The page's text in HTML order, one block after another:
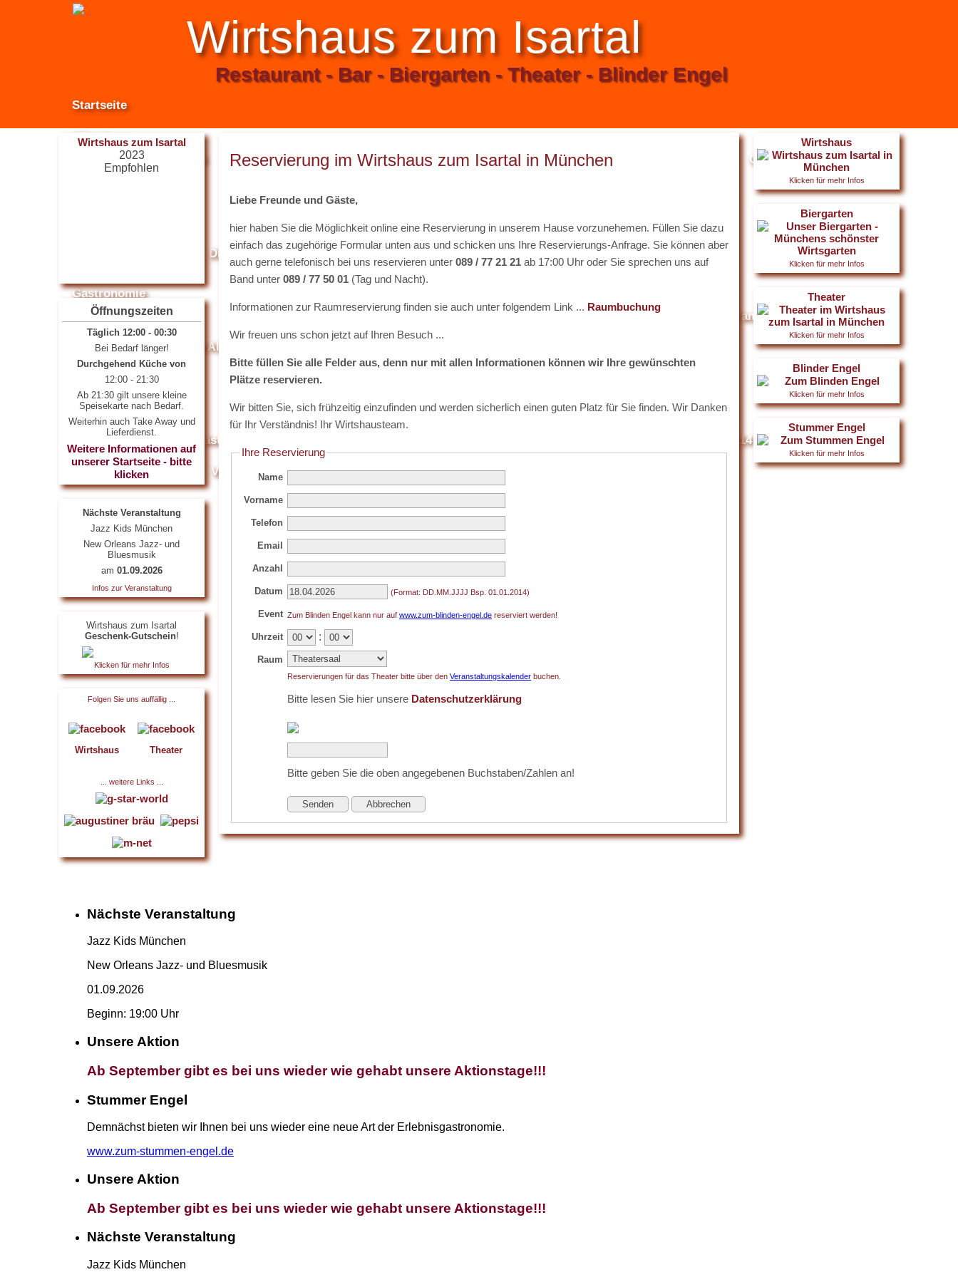
Wirtshaus zum Isartal
Restaurant - Bar - Biergarten - Theater - Blinder Engel
Startseite
Wirtshaus
Räume und Saal
Internetzugang / WLAN Gutscheine und Tickets Reservierung Gästebuch
Die Bühne Veranstaltungstechnik Veranstaltungskalender
Gastronomie
Mittagsangebot Aktionen und Angebote Firmen- und Familienfeiern
Zusatzstoffe und Allergene
Events News
Mediathek
Feedback
Gästebuch Galerie 2014 Galerie 2013
Galerie 2012 Video Flyer Presse Medien & Downloads
Kontakt
Wirtshaus zum Isartal
2023
Empfohlen
Öffnungszeiten
Täglich 12:00 - 00:30
Bei Bedarf länger!
Durchgehend Küche von
12:00 - 21:30
Ab 21:30 gilt unsere kleine
Speisekarte nach Bedarf.
Weiterhin auch Take Away und
Lieferdienst.
Weitere Informationen auf
unserer Startseite - bitte
klicken
Nächste Veranstaltung
Jazz Kids München
New Orleans Jazz- und
Bluesmusik
am 01.09.2026
Infos zur Veranstaltung
Wirtshaus zum Isartal
Geschenk-Gutschein!
Klicken für mehr Infos
Folgen Sie uns auffällig ...
Wirtshaus Theater
... weitere Links ...
Reservierung im Wirtshaus zum Isartal in München
Liebe Freunde und Gäste,
hier haben Sie die Möglichkeit online eine Reservierung in unserem Hause vorzunehemen. Füllen Sie dazu
einfach das zugehörige Formular unten aus und schicken uns Ihre Reservierungs-Anfrage. Sie können aber
auch gerne telefonisch bei uns reservieren unter 089 / 77 21 21 ab 17:00 Uhr oder Sie sprechen uns auf
Band unter 089 / 77 50 01 (Tag und Nacht).
Informationen zur Raumreservierung finden sie auch unter folgendem Link ... Raumbuchung
Wir freuen uns schon jetzt auf Ihren Besuch ...
Bitte füllen Sie alle Felder aus, denn nur mit allen Informationen können wir Ihre gewünschten
Plätze reservieren.
Wir bitten Sie, sich frühzeitig einzufinden und werden sicherlich einen guten Platz für Sie finden. Wir Danken
für Ihr Verständnis! Ihr Wirtshausteam.
Ihre Reservierung
Name
Vorname
Telefon
Email
Anzahl
Datum (Format: DD.MM.JJJJ Bsp. 01.01.2014)
Event Zum Blinden Engel kann nur auf www.zum-blinden-engel.de reserviert werden!
Uhrzeit :
Raum
Reservierungen für das Theater bitte über den Veranstaltungskalender buchen.
Bitte lesen Sie hier unsere Datenschutzerklärung
Bitte geben Sie die oben angegebenen Buchstaben/Zahlen an!
Senden Abbrechen
Wirtshaus
Klicken für mehr Infos
Biergarten
Klicken für mehr Infos
Theater
Klicken für mehr Infos
Blinder Engel
Klicken für mehr Infos
Stummer Engel
Klicken für mehr Infos
Nächste Veranstaltung
Jazz Kids München
New Orleans Jazz- und Bluesmusik
01.09.2026
Beginn: 19:00 Uhr
Unsere Aktion
Ab September gibt es bei uns wieder wie gehabt unsere Aktionstage!!!
Stummer Engel
Demnächst bieten wir Ihnen bei uns wieder eine neue Art der Erlebnisgastronomie.
www.zum-stummen-engel.de
Unsere Aktion
Ab September gibt es bei uns wieder wie gehabt unsere Aktionstage!!!
Nächste Veranstaltung
Jazz Kids München